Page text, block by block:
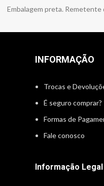
Embalagem preta. Remetente
INFORMAÇÃO
Trocas e
É seguro comprar?
Formas de
Fale conosco
Informação Legal